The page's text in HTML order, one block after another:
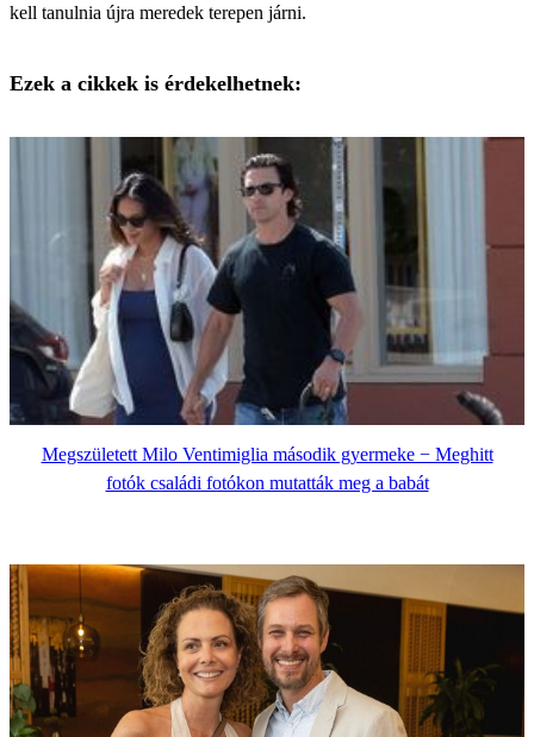
kell tanulnia újra meredek terepen járni.
Ezek a cikkek is érdekelhetnek:
Megszületett Milo Ventimiglia második gyermeke − Meghitt
fotók családi fotókon mutatták meg a babát